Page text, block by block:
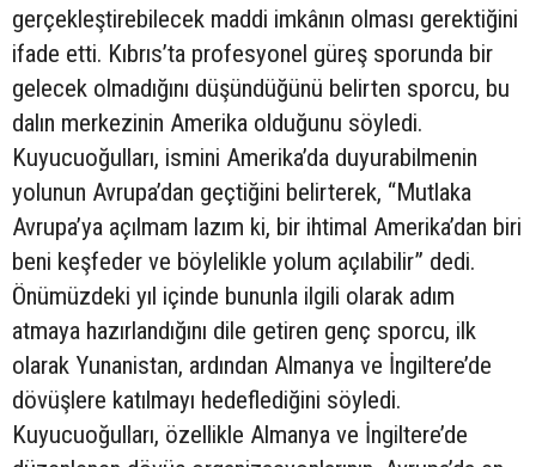
gerçekleştirebilecek maddi imkânın olması gerektiğini
ifade etti. Kıbrıs’ta profesyonel güreş sporunda bir
gelecek olmadığını düşündüğünü belirten sporcu, bu
dalın merkezinin Amerika olduğunu söyledi.
Kuyucuoğulları, ismini Amerika’da duyurabilmenin
yolunun Avrupa’dan geçtiğini belirterek, “Mutlaka
Avrupa’ya açılmam lazım ki, bir ihtimal Amerika’dan biri
beni keşfeder ve böylelikle yolum açılabilir” dedi.
Önümüzdeki yıl içinde bununla ilgili olarak adım
atmaya hazırlandığını dile getiren genç sporcu, ilk
olarak Yunanistan, ardından Almanya ve İngiltere’de
dövüşlere katılmayı hedeflediğini söyledi.
Kuyucuoğulları, özellikle Almanya ve İngiltere’de